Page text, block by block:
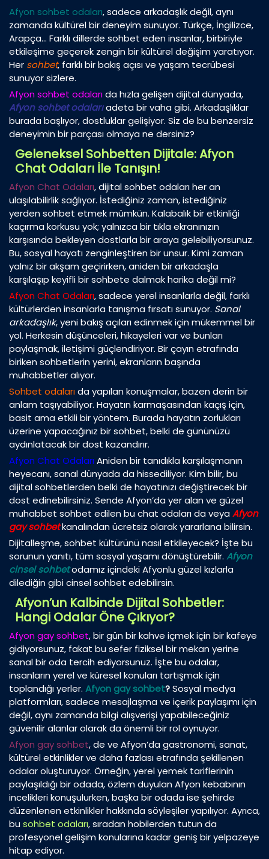
Afyon sohbet odaları, sadece arkadaşlık değil, aynı
zamanda kültürel bir deneyim sunuyor. Türkçe, İngilizce,
Arapça… Farklı dillerde sohbet eden insanlar, birbiriyle
etkileşime geçerek zengin bir kültürel değişim yaratıyor.
Her sohbet, farklı bir bakış açısı ve yaşam tecrübesi
sunuyor sizlere.
Afyon sohbet odalarıda hızla gelişen dijital dünyada,
Afyon sohbet odalarıadeta bir vaha gibi. Arkadaşlıklar
burada başlıyor, dostluklar gelişiyor. Siz de bu benzersiz
deneyimin bir parçası olmaya ne dersiniz?
Geleneksel Sohbetten Dijitale: Afyon
Chat Odaları İle Tanışın!
Afyon Chat Odaları, dijital sohbet odaları her an
ulaşılabilirlik sağlıyor. İstediğiniz zaman, istediğiniz
yerden sohbet etmek mümkün. Kalabalık bir etkinliği
kaçırma korkusu yok; yalnızca bir tıkla ekranınızın
karşısında bekleyen dostlarla bir araya gelebiliyorsunuz.
Bu, sosyal hayatı zenginleştiren bir unsur. Kimi zaman
yalnız bir akşam geçirirken, aniden bir arkadaşla
karşılaşıp keyifli bir sohbete dalmak harika değil mi?
Afyon Chat Odaları, sadece yerel insanlarla değil, farklı
kültürlerden insanlarla tanışma fırsatı sunuyor. Sanal
arkadaşlık, yeni bakış açıları edinmek için mükemmel bir
yol. Herkesin düşünceleri, hikayeleri var ve bunları
paylaşmak, iletişimi güçlendiriyor. Bir çayın etrafında
biriken sohbetlerin yerini, ekranların başında
muhabbetler alıyor.
Sohbet odalarıda yapılan konuşmalar, bazen derin bir
anlam taşıyabiliyor. Hayatın karmaşasından kaçış için,
basit ama etkili bir yöntem. Burada hayatın zorlukları
üzerine yapacağınız bir sohbet, belki de gününüzü
aydınlatacak bir dost kazandırır.
Afyon Chat Odaları Aniden bir tanıdıkla karşılaşmanın
heyecanı, sanal dünyada da hissediliyor. Kim bilir, bu
dijital sohbetlerden belki de hayatınızı değiştirecek bir
dost edinebilirsiniz. Sende Afyon’da yer alan ve güzel
muhabbet sohbet edilen bu chat odaları da veyaAfyon
gay sohbetkanalından ücretsiz olarak yararlana bilirsin.
Dijitalleşme, sohbet kültürünü nasıl etkileyecek? İşte bu
sorunun yanıtı, tüm sosyal yaşamı dönüştürebilir. Afyon
cinsel sohbetodamız içindeki Afyonlu güzel kızlarla
dilediğin gibi cinsel sohbet edebilirsin.
Afyon’un Kalbinde Dijital Sohbetler:
Hangi Odalar Öne Çıkıyor?
Afyon gay sohbet, bir gün bir kahve içmek için bir kafeye
gidiyorsunuz, fakat bu sefer fiziksel bir mekan yerine
sanal bir oda tercih ediyorsunuz. İşte bu odalar,
insanların yerel ve küresel konuları tartışmak için
toplandığı yerler. Afyon gay sohbet?Sosyal medya
platformları, sadece mesajlaşma ve içerik paylaşımı için
değil, aynı zamanda bilgi alışverişi yapabileceğiniz
güvenilir alanlar olarak da önemli bir rol oynuyor.
Afyon gay sohbet, de ve Afyon’da gastronomi, sanat,
kültürel etkinlikler ve daha fazlası etrafında şekillenen
odalar oluşturuyor. Örneğin, yerel yemek tariflerinin
paylaşıldığı bir odada, özlem duyulan Afyon kebabının
incelikleri konuşulurken, başka bir odada ise şehirde
düzenlenen etkinlikler hakkında söyleşiler yapılıyor. Ayrıca,
busohbet odaları, sıradan hobilerden tutun da
profesyonel gelişim konularına kadar geniş bir yelpazeye
hitap ediyor.